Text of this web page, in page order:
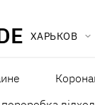
ХАРЬКОВ